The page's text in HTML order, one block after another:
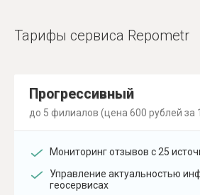
Тарифы сервиса Repometr
Прогрессивный
до 5 филиалов (цена 600 рублей за
Мониторинг отзывов с 25
Управление актуальностью
геосервисах